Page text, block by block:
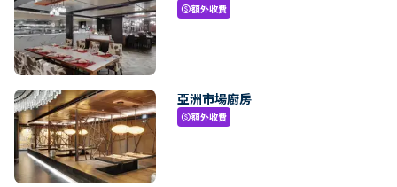
paid額外收費
亞洲市場廚房
paid額外收費